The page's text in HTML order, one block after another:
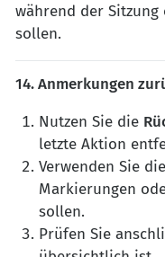
während der
sollen.
14. Anmerkungen
Nutzen Sie die
letzte Aktion
Verwenden Sie
Markierungen
sollen.
Prüfen Sie